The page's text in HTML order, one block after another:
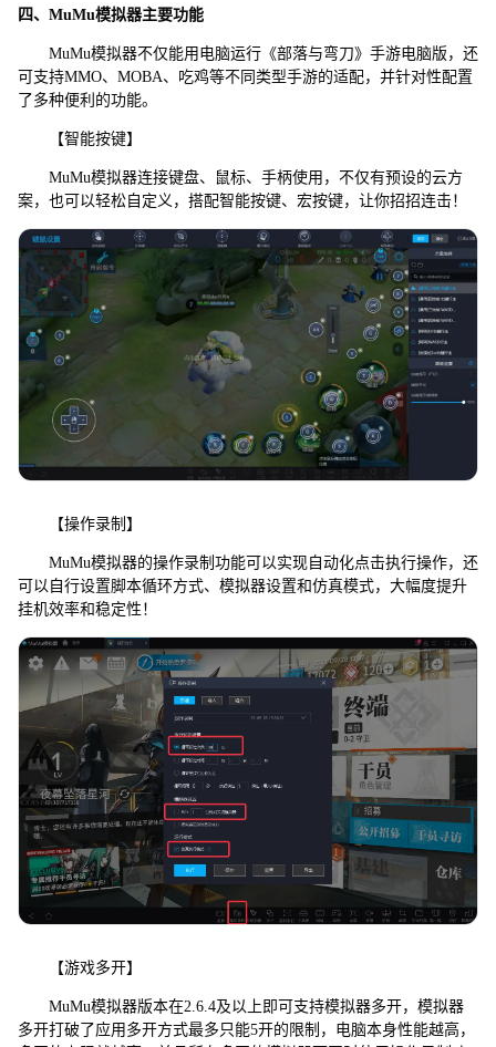
四、MuMu模拟器主要功能
MuMu模拟器不仅能用电脑运行《部落与弯刀》手游电脑版，还
可支持MMO、MOBA、吃鸡等不同类型手游的适配，并针对性配置
了多种便利的功能。
【智能按键】
MuMu模拟器连接键盘、鼠标、手柄使用，不仅有预设的云方
案，也可以轻松自定义，搭配智能按键、宏按键，让你招招连击！
【操作录制】
MuMu模拟器的操作录制功能可以实现自动化点击执行操作，还
可以自行设置脚本循环方式、模拟器设置和仿真模式，大幅度提升
挂机效率和稳定性！
【游戏多开】
MuMu模拟器版本在2.6.4及以上即可支持模拟器多开，模拟器
多开打破了应用多开方式最多只能5开的限制，电脑本身性能越高，